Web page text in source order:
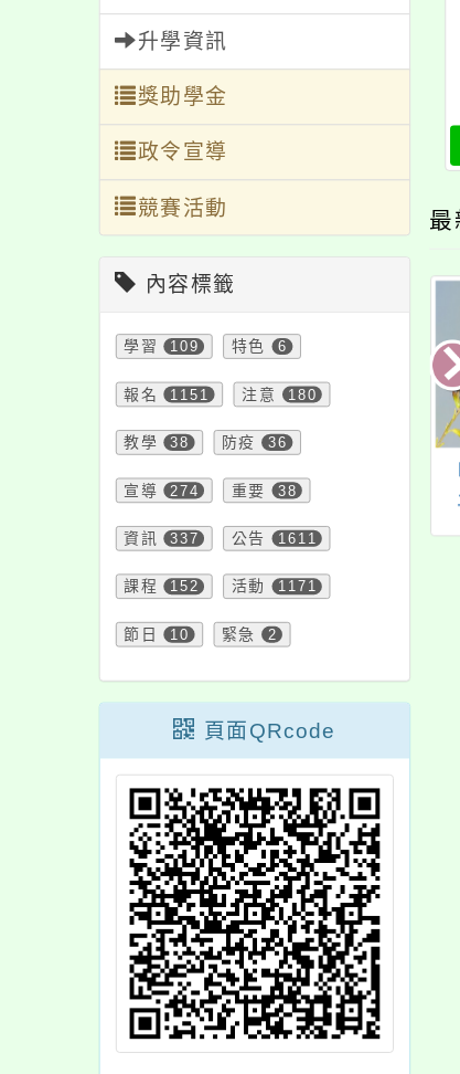
升學資訊
獎助學金
政令宣導
競賽活動
內容標籤
學習 109 特色 6
報名 1151 注意 180
教學 38 防疫 36
宣導 274 重要 38
資訊 337 公告 1611
課程 152 活動 1171
節日 10 緊急 2
頁面QRcode
最
造教育及科技
年3月份教師
轉知衛生福利部社會
及家庭署委託財團法
人勵馨社會福利事業
未滿20歲懷孕服務專
業人員教育訓練」一